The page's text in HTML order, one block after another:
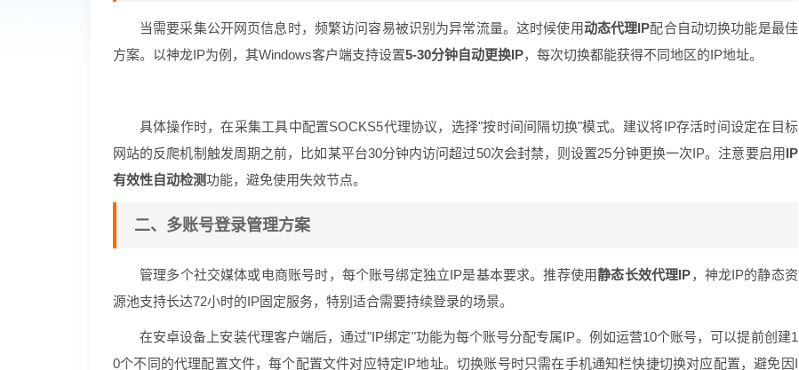
当需要采集公开网页信息时，频繁访问容易被识别为异常流量。这时候使用动态代理IP配合自动切换功能是最佳
方案。以神龙IP为例，其Windows客户端支持设置5-30分钟自动更换IP，每次切换都能获得不同地区的IP地址。
具体操作时，在采集工具中配置SOCKS5代理协议，选择"按时间间隔切换"模式。建议将IP存活时间设定在目标
网站的反爬机制触发周期之前，比如某平台30分钟内访问超过50次会封禁，则设置25分钟更换一次IP。注意要启用IP
有效性自动检测功能，避免使用失效节点。
二、多账号登录管理方案
管理多个社交媒体或电商账号时，每个账号绑定独立IP是基本要求。推荐使用静态长效代理IP，神龙IP的静态资
源池支持长达72小时的IP固定服务，特别适合需要持续登录的场景。
在安卓设备上安装代理客户端后，通过"IP绑定"功能为每个账号分配专属IP。例如运营10个账号，可以提前创建1
0个不同的代理配置文件，每个配置文件对应特定IP地址。切换账号时只需在手机通知栏快捷切换对应配置，避免因I